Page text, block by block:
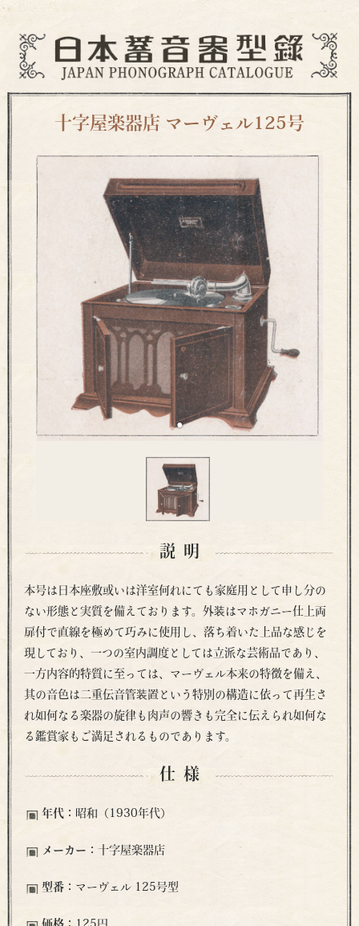
十字屋楽器店 マーヴェル125号
説明
本号は日本座敷或いは洋室何れにても家庭用として申し分の
ない形態と実質を備えております。外装はマホガニー仕上両
扉付で直線を極めて巧みに使用し、落ち着いた上品な感じを
現しており、一つの室内調度としては立派な芸術品であり、
一方内容的特質に至っては、マーヴェル本来の特徴を備え、
其の音色は二重伝音管装置という特別の構造に依って再生さ
れ如何なる楽器の旋律も肉声の響きも完全に伝えられ如何な
る鑑賞家もご満足されるものであります。
仕様
年代： 昭和（1930年代）
メーカー：十字屋楽器店
型番： マーヴェル 125号型